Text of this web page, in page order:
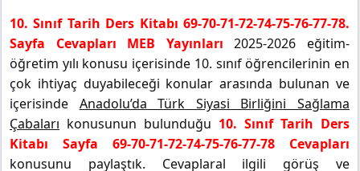
10. Sınıf Tarih Ders Kitabı 69-70-71-72-74-75-76-77-78.
Sayfa Cevapları MEB Yayınları 2025-2026 eğitim-
öğretim yılı konusu içerisinde 10. sınıf öğrencilerinin en
çok ihtiyaç duyabileceği konular arasında bulunan ve
içerisinde Anadolu’da Türk Siyasi Birliğini Sağlama
Çabaları konusunun bulunduğu 10. Sınıf Tarih Ders
Kitabı Sayfa 69-70-71-72-74-75-76-77-78 Cevapları
konusunu paylaştık. Cevaplaral ilgili görüş ve